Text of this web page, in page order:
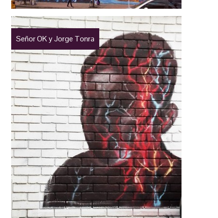
Señor OK y Jorge Tonra